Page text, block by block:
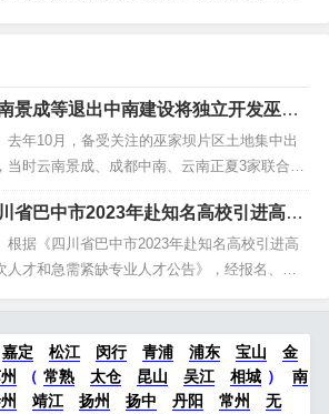
景成等退出中南建设将独立开发巫家
块
10月，备受关注的巫家坝片区土地集中出
当时云南景成、成都中南、云南正夏3家联合以
了巫家坝核心区73亩土地，随后便共同出资成
“云南盛荣房地产开发有限公司”，云南景成股权
头。然而，就在业内都以为该项目将由云南景
导开发的时候，这家公司成立不到一个月股权
省巴中市2023年赴知名高校引进高层
人才和急需紧缺专业人才事业单位岗位
批拟聘用人员公示
《四川省巴中市2023年赴知名高校引进高
人才和急需紧缺专业人才公告》，经报名、资
员有情况反映，请于7个工作日内(3月15日至3
日)通过信函、电话、网络举报等方...
嘉定 松江 闵行 青浦 浦东 宝山
金
（ 常熟 太仓 昆山 吴江 相城 ）
南
靖江 扬州 扬中 丹阳 常州
无